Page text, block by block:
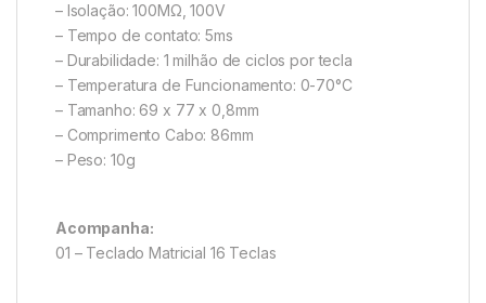
– Isolação: 100MΩ, 100V
– Tempo de contato: 5ms
– Durabilidade: 1 milhão de ciclos por tecla
– Temperatura de Funcionamento: 0-70°C
– Tamanho: 69 x 77 x 0,8mm
– Comprimento Cabo: 86mm
– Peso: 10g
Acompanha:
01 – Teclado Matricial 16 Teclas